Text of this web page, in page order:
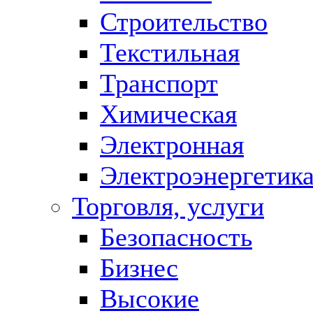
Строительство
Текстильная
Транспорт
Химическая
Электронная
Торговля, услуги
Безопасность
Бизнес
Высокие